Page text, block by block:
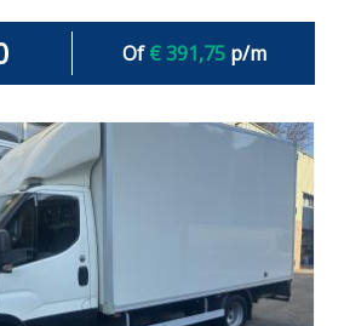
Of€ 391,75p/m